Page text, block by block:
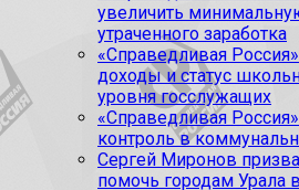
увеличить
утраченного заработка
«Справедливая
доходы и статус
уровня госслужащих
«Справедливая
контроль в
Сергей Миронов
помочь городам Урала